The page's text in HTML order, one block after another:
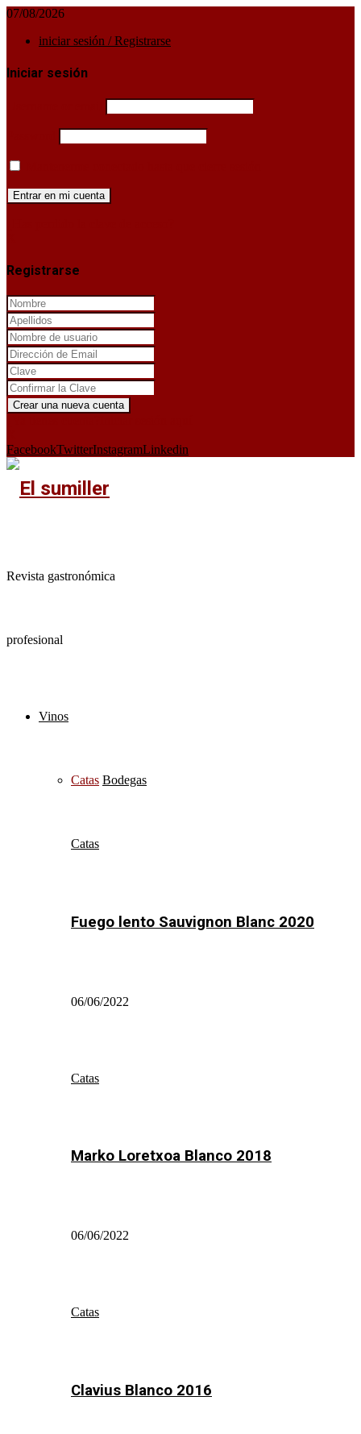
07/08/2026
iniciar sesión / Registrarse
Iniciar sesión
Registrarse
FacebookTwitterInstagramLinkedin
Revista gastronómica
profesional
Vinos
Catas Bodegas
Catas
Fuego lento Sauvignon Blanc 2020
06/06/2022
Catas
Marko Loretxoa Blanco 2018
06/06/2022
Catas
Clavius Blanco 2016